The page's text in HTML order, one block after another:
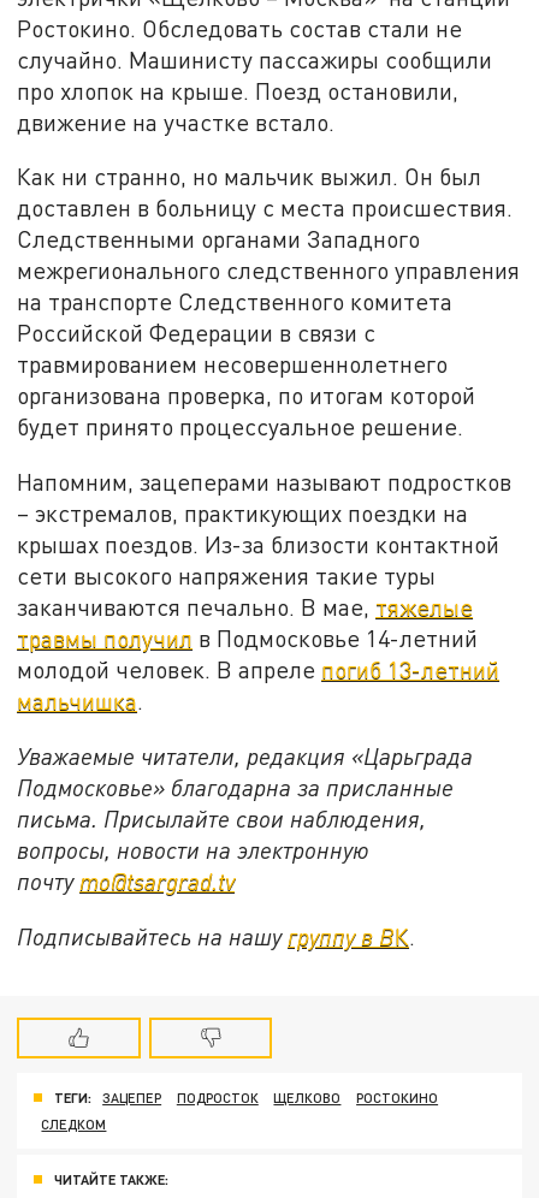
Ростокино. Обследовать состав стали не
случайно. Машинисту пассажиры сообщили
про хлопок на крыше. Поезд остановили,
движение на участке встало.
Как ни странно, но мальчик выжил. Он был
доставлен в больницу с места происшествия.
Следственными органами Западного
межрегионального следственного управления
на транспорте Следственного комитета
Российской Федерации в связи с
травмированием несовершеннолетнего
организована проверка, по итогам которой
будет принято процессуальное решение.
Напомним, зацеперами называют подростков
– экстремалов, практикующих поездки на
крышах поездов. Из-за близости контактной
сети высокого напряжения такие туры
заканчиваются печально. В мае, тяжелые
травмы получил в Подмосковье 14-летний
молодой человек. В апреле погиб 13-летний
мальчишка.
Уважаемые читатели, редакция «Царьграда
Подмосковье» благодарна за присланные
письма. Присылайте свои наблюдения,
вопросы, новости на электронную
почту mo@tsargrad.tv
Подписывайтесь на нашу группу в ВК
ТЕГИ: ЗАЦЕПЕР ПОДРОСТОК ЩЕЛКОВО
РОСТОКИНО
СЛЕДКОМ
ЧИТАЙТЕ ТАКЖЕ: